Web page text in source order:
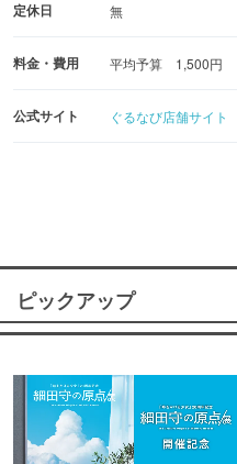
定休日 無
料金・費用 平均予算 1,500円
公式サイト ぐるなび店舗サイト
ピックアップ